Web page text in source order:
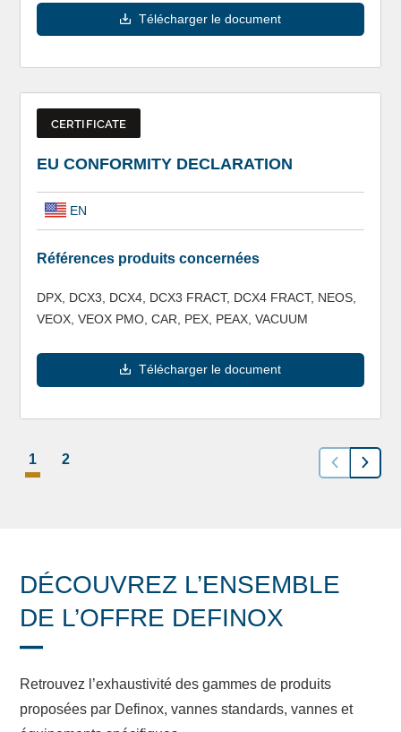
Télécharger le document
CERTIFICATE
EU CONFORMITY DECLARATION
EN
Références produits concernées
DPX, DCX3, DCX4, DCX3 FRACT, DCX4 FRACT, NEOS,
VEOX, VEOX PMO, CAR, PEX, PEAX, VACUUM
Télécharger le document
1 2
DÉCOUVREZ L’ENSEMBLE
DE L’OFFRE DEFINOX
Retrouvez l’exhaustivité des gammes de produits
proposées par Definox, vannes standards, vannes et